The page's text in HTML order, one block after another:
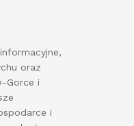
oraz
Gorce i
i